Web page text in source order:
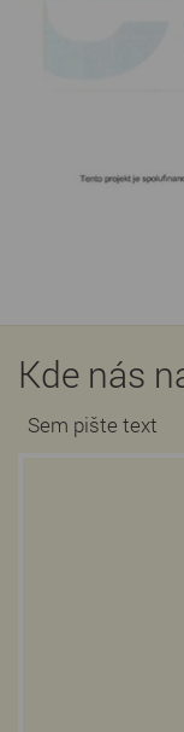
Kde nás
Sem pište text